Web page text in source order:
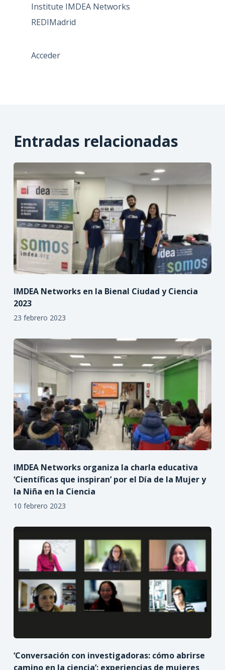
Institute IMDEA Networks
REDIMadrid
Acceder
Entradas relacionadas
IMDEA Networks en la Bienal Ciudad y Ciencia
2023
23 febrero 2023
IMDEA Networks organiza la charla educativa
‘Científicas que inspiran’ por el Día de la Mujer y
la Niña en la Ciencia
10 febrero 2023
‘Conversación con investigadoras: cómo abrirse
camino en la ciencia’: experiencias de mujeres